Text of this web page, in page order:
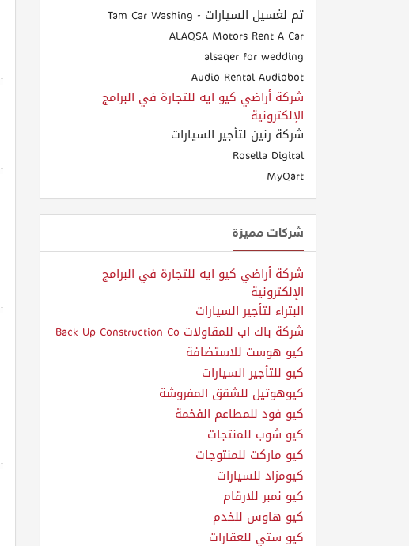
تم لغسيل السيارات - Tam Car Washing
ALAQSA Motors Rent A Car
alsaqer for wedding
Audio Rental Audiobot
شركة أراضي كيو ايه للتجارة في البرامج
الإلكترونية
شركة رنين لتأجير السيارات
Rosella Digital
MyQart
شركات مميزة
شركة أراضي كيو ايه للتجارة في البرامج
الإلكترونية
البتراء لتأجير السيارات
شركة باك اب للمقاولات Back Up Construction Co
كيو هوست للاستضافة
كيو للتأجير السيارات
كيوهوتيل للشقق المفروشة
كيو فود للمطاعم الفخمة
كيو شوب للمنتجات
كيو ماركت للمنتوجات
كيومزاد للسيارات
كيو نمبر للارقام
كيو هاوس للخدم